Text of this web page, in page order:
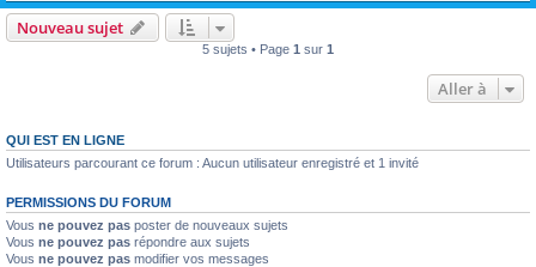
Nouveau sujet
5 sujets • Page 1 sur 1
Aller à
QUI EST EN LIGNE
Utilisateurs parcourant ce forum : Aucun utilisateur enregistré et 1 invité
PERMISSIONS DU FORUM
Vous ne pouvez pas poster de nouveaux sujets
Vous ne pouvez pas répondre aux sujets
Vous ne pouvez pas modifier vos messages